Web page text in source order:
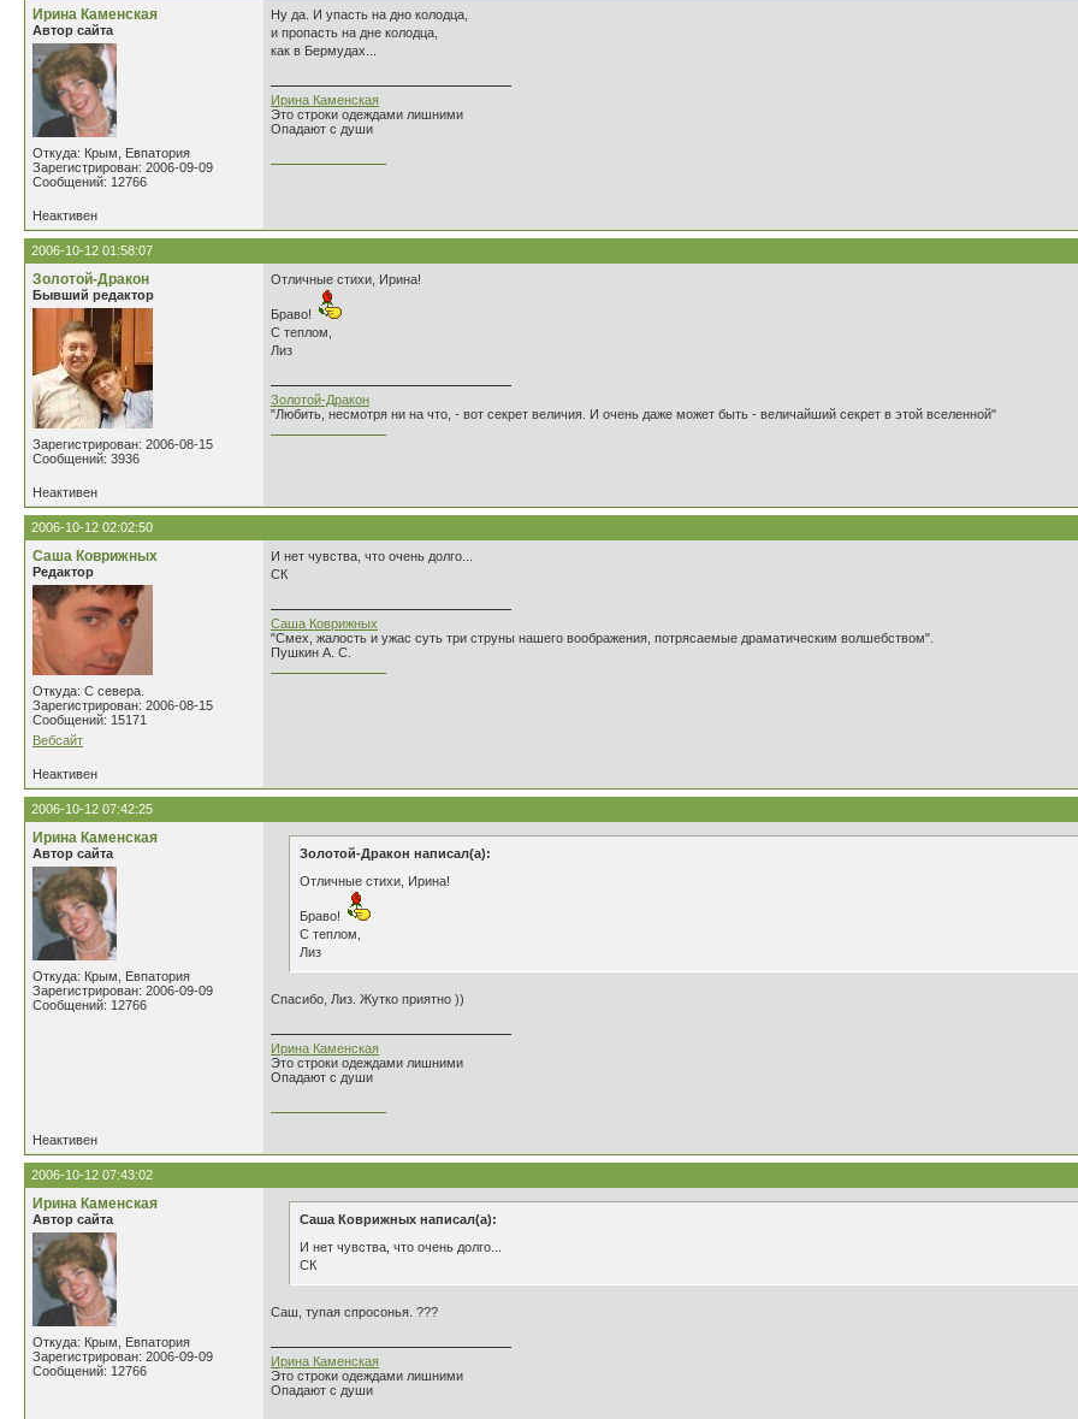
Ирина Каменская
Автор сайта
Откуда: Крым, Евпатория
Зарегистрирован: 2006-09-09
Сообщений: 12766
Ну да. И упасть на дно колодца,
и пропасть на дне колодца,
как в Бермудах...
Ирина Каменская
Это строки одеждами лишними
Опадают с души
Неактивен
2006-10-12 01:58:07
Золотой-Дракон
Бывший редактор
Зарегистрирован: 2006-08-15
Сообщений: 3936
Отличные стихи, Ирина!
Браво!
С теплом,
Лиз
Золотой-Дракон
"Любить, несмотря ни на что, - вот секрет величия. И очень даже может быть - величайший секрет в этой вселенной"
Неактивен
2006-10-12 02:02:50
Саша Коврижных
Редактор
Откуда: С севера.
Зарегистрирован: 2006-08-15
Сообщений: 15171
Вебсайт
И нет чувства, что очень долго...
СК
Саша Коврижных
"Смех, жалость и ужас суть три струны нашего воображения, потрясаемые драматическим волшебством".
Пушкин А. С.
Неактивен
2006-10-12 07:42:25
Ирина Каменская
Автор сайта
Откуда: Крым, Евпатория
Зарегистрирован: 2006-09-09
Сообщений: 12766
Золотой-Дракон написал(а):
Отличные стихи, Ирина!
Браво!
С теплом,
Лиз
Спасибо, Лиз. Жутко приятно ))
Ирина Каменская
Это строки одеждами лишними
Опадают с души
Неактивен
2006-10-12 07:43:02
Ирина Каменская
Автор сайта
Откуда: Крым, Евпатория
Зарегистрирован: 2006-09-09
Сообщений: 12766
Саша Коврижных написал(а):
И нет чувства, что очень долго...
СК
Саш, тупая спросонья. ???
Ирина Каменская
Это строки одеждами лишними
Опадают с души